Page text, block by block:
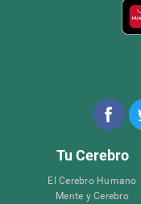
Tu Cerebro
El Cerebro Humano
Mente y Cerebro